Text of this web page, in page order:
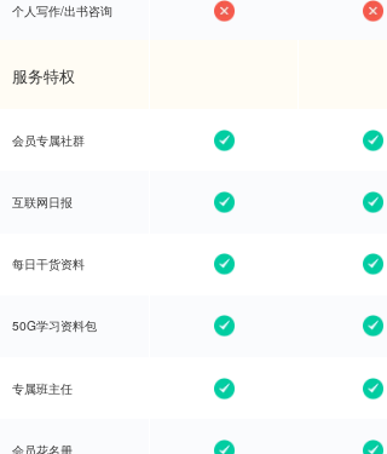
个人写作/出书咨询
会员专属社群
互联网日报
每日干货资料
50G学习资料包
专属班主任
会员花名册
个人写作/出书咨询
服务特权
会员专属社群
互联网日报
每日干货资料
50G学习资料包
专属班主任
会员花名册